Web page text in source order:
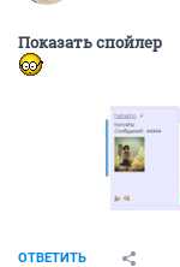
Показать спойлер
ОТВЕТИТЬ